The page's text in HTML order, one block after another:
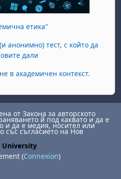
етика"
анонимно) тест, с който да
дали
в академичен контекст.
от Закона за авторското
й под каквато и да е
и да е медия, носител или
със съгласието на Нов
University
(Connexion)